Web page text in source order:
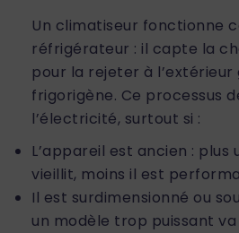
Un climatiseur fonctionne
réfrigérateur : il capte la
pour la rejeter à l’extérieur
frigorigène. Ce processus
l’électricité, surtout si :
L’appareil est ancien : plus
vieillit, moins il est
Il est surdimensionné ou
un modèle trop puissant